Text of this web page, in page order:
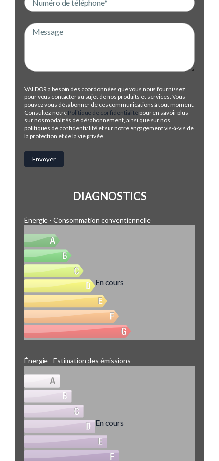
VALDOR a besoin des coordonnées que vous nous fournissez
pour vous contacter au sujet de nos produits et services. Vous
pouvez vous désabonner de ces communications à tout moment.
Consultez notre Politique de confidentialité pour en savoir plus
sur nos modalités de désabonnement, ainsi que sur nos
politiques de confidentialité et sur notre engagement vis-à-vis de
la protection et de la vie privée.
DIAGNOSTICS
Énergie - Consommation conventionnelle
En cours
Énergie - Estimation des émissions
En cours